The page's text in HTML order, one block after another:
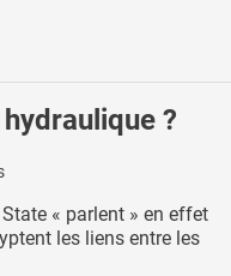
?
« parlent » en effet
les liens entre les